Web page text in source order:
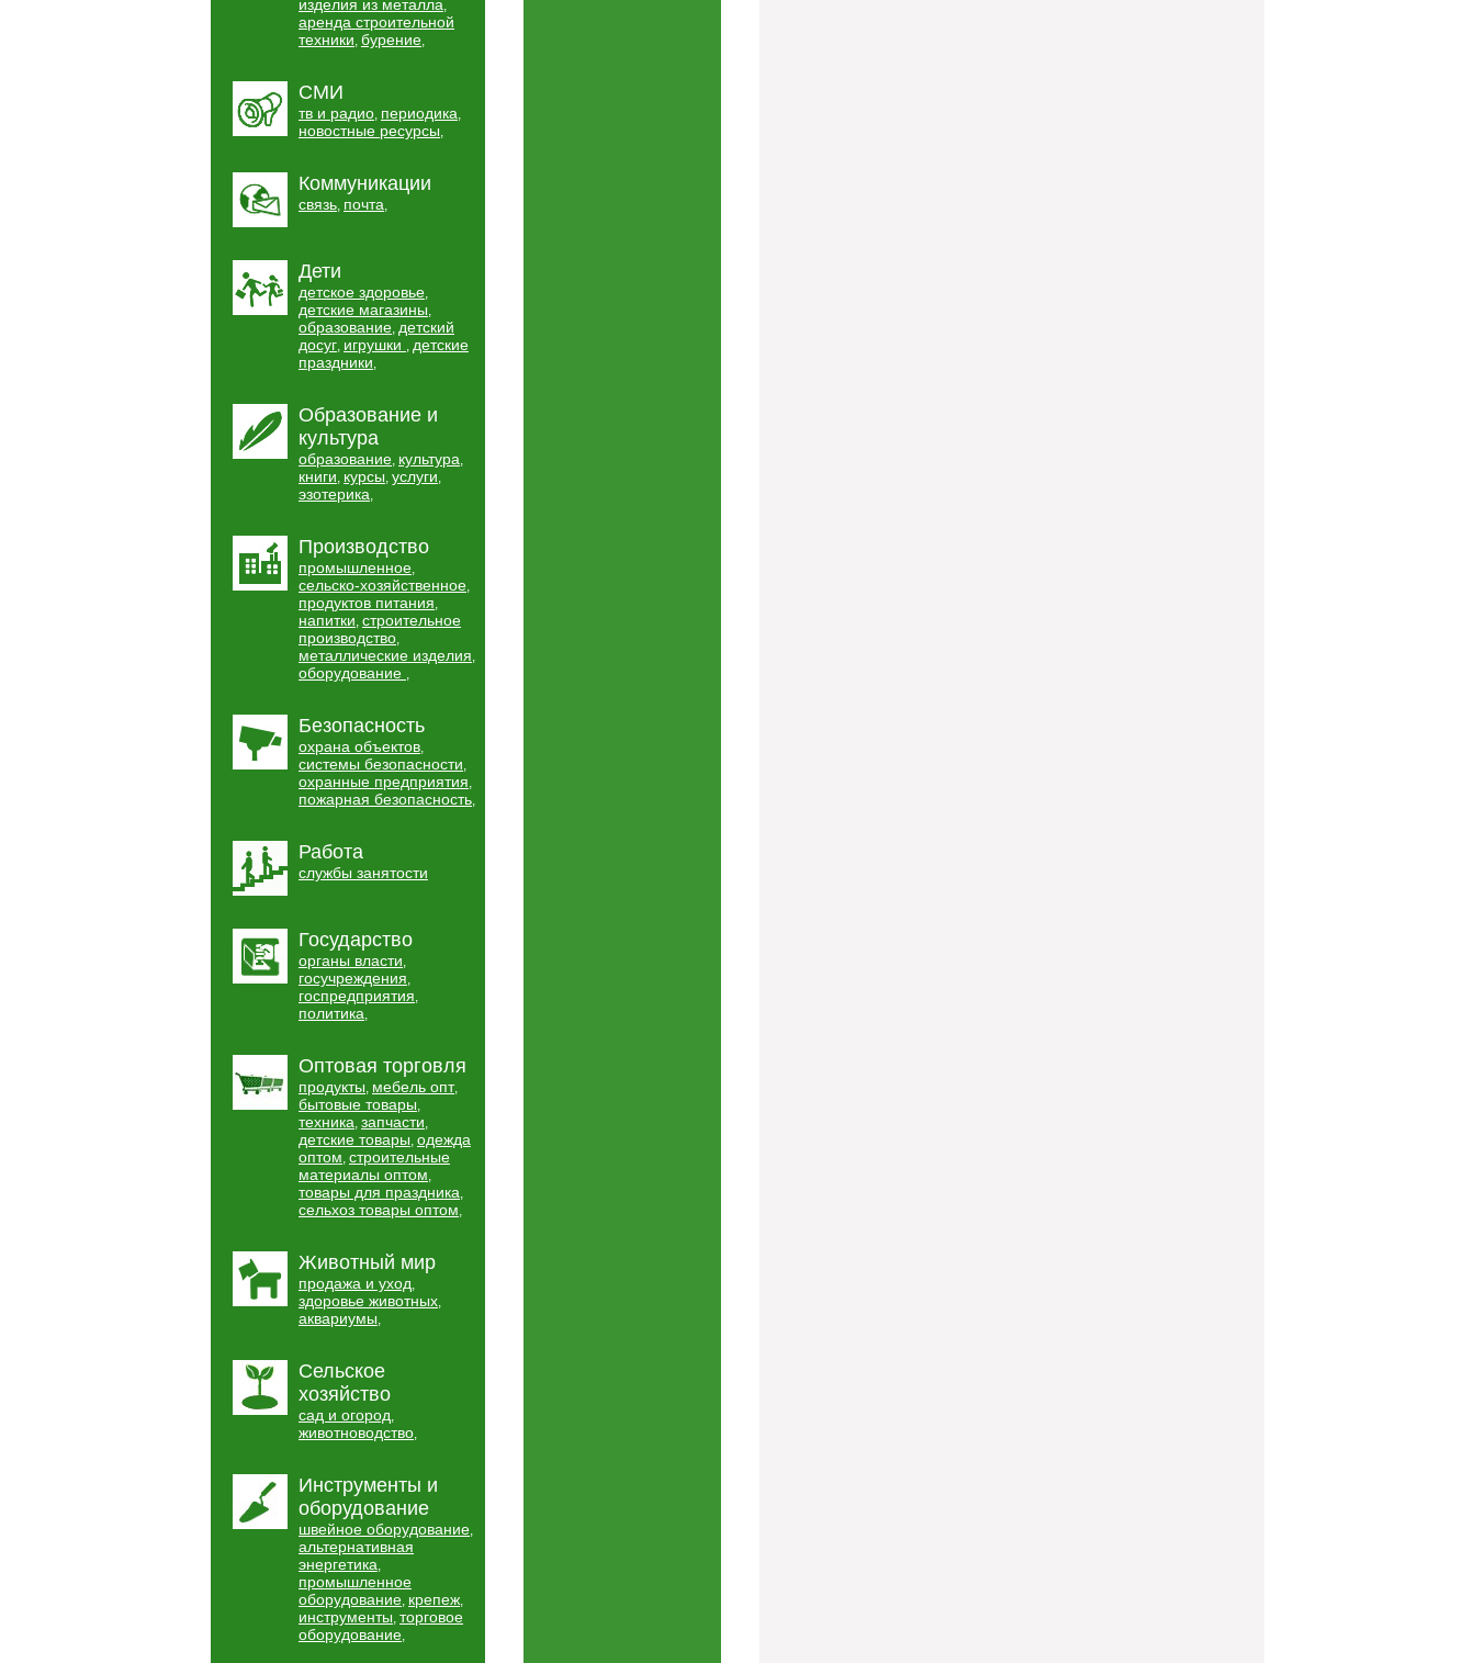
изделия из металла,
аренда строительной
техники, бурение,
СМИ
тв и радио, периодика,
новостные ресурсы,
Коммуникации
связь, почта,
Дети
детское здоровье,
детские магазины,
образование, детский
досуг, игрушки , детские
праздники,
Образование и
культура
образование, культура,
книги, курсы, услуги,
эзотерика,
Производство
промышленное,
сельско-хозяйственное,
продуктов питания,
напитки, строительное
производство,
металлические изделия,
оборудование ,
Безопасность
охрана объектов,
системы безопасности,
охранные предприятия,
пожарная безопасность,
Работа
службы занятости
Государство
органы власти,
госучреждения,
госпредприятия,
политика,
Оптовая торговля
продукты, мебель опт,
бытовые товары,
техника, запчасти,
детские товары, одежда
оптом, строительные
материалы оптом,
товары для праздника,
сельхоз товары оптом,
Животный мир
продажа и уход,
здоровье животных,
аквариумы,
Сельское
хозяйство
сад и огород,
животноводство,
Инструменты и
оборудование
швейное оборудование,
альтернативная
энергетика,
промышленное
оборудование, крепеж,
инструменты, торговое
оборудование,